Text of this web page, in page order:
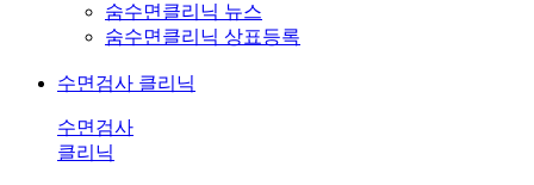
숨수면클리닉 뉴스
숨수면클리닉 상표등록
수면검사 클리닉
수면검사
클리닉